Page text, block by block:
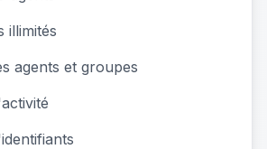
illimités
agents et groupes